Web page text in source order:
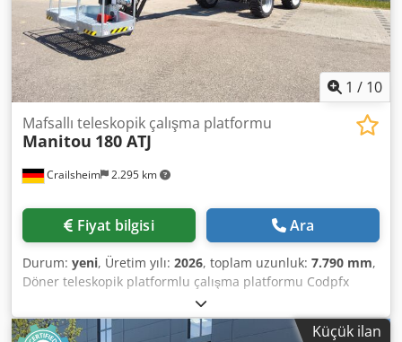
tank kapasitesi: 94 l · Yakıt deposu kapasitesi: 72L · Ortam
gürültüsü (LwA): < 106 dB
1 / 10
Crailsheim 2.295 km
Mafsallı teleskopik çalışma platformu
Manitou 180 ATJ
Fiyat bilgisi Ara
Durum: yeni, Üretim yılı: 2026, toplam uzunluk: 7.790 mm,
Döner teleskopik platformlu çalışma platformu Codpfx
Ajzrp Hhogksha Manitou 180 ATJ Tahrik: Dizel İmalat yılı:
2026 Çalışma yüksekliği (mm): 18.190
Küçük ilan